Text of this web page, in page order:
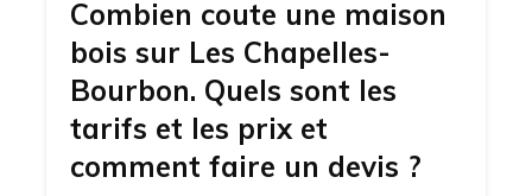
Combien coute une maison
bois sur Les Chapelles-
Bourbon. Quels sont les
tarifs et les prix et
comment faire un devis ?